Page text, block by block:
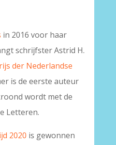
in 2016 voor haar
schrijfster Astrid H.
der Nederlandse
is de eerste auteur
wordt met de
Letteren.
2020 is gewonnen